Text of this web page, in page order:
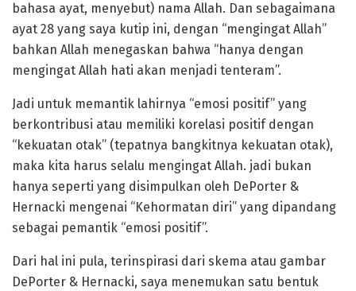
bahasa ayat, menyebut) nama Allah. Dan sebagaimana
ayat 28 yang saya kutip ini, dengan “mengingat Allah”
bahkan Allah menegaskan bahwa “hanya dengan
mengingat Allah hati akan menjadi tenteram”.
Jadi untuk memantik lahirnya “emosi positif” yang
berkontribusi atau memiliki korelasi positif dengan
“kekuatan otak” (tepatnya bangkitnya kekuatan otak),
maka kita harus selalu mengingat Allah. jadi bukan
hanya seperti yang disimpulkan oleh DePorter &
Hernacki mengenai “Kehormatan diri” yang dipandang
sebagai pemantik “emosi positif”.
Dari hal ini pula, terinspirasi dari skema atau gambar
DePorter & Hernacki, saya menemukan satu bentuk